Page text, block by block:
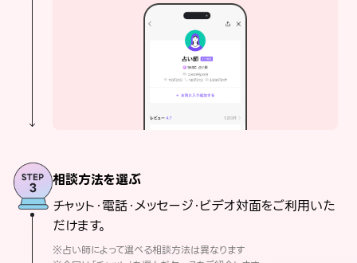
相談方法を選ぶ
チャット・電話・メッセージ・ビデオ対面をご利用いた
だけます。
※占い師によって選べる相談方法は異なります